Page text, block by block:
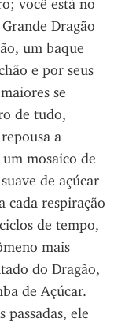
você está no
Dragão
um baque
e por seus
se
de tudo,
a
um mosaico de
de açúcar
cada respiração
de tempo,
mais
do Dragão,
de Açúcar.
passadas, ele